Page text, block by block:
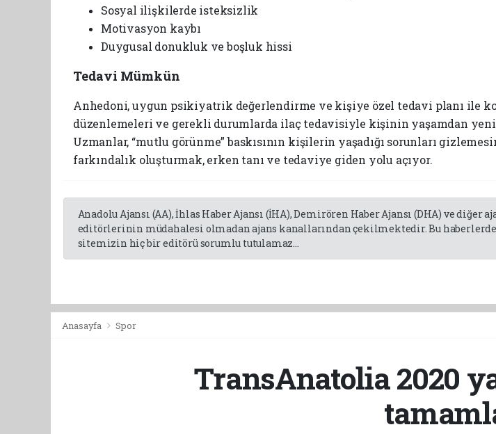
Sosyal ilişkilerde isteksizlik
Motivasyon kaybı
Duygusal donukluk ve boşluk hissi
Tedavi Mümkün
Anhedoni, uygun psikiyatrik değerlendirme ve kişiye özel tedavi planı ile
düzenlemeleri ve gerekli durumlarda ilaç tedavisiyle kişinin yaşamdan
Uzmanlar, “mutlu görünme” baskısının kişilerin yaşadığı sorunları
farkındalık oluşturmak, erken tanı ve tedaviye giden yolu açıyor.
Anadolu Ajansı (AA), İhlas Haber Ajansı (İHA), Demirören Haber Ajansı (DHA) ve
editörlerinin müdahalesi olmadan ajans kanallarından çekilmektedir. Bu
sitemizin hiç bir editörü sorumlu tutulamaz...
Anasayfa Spor
TransAnatolia 2020